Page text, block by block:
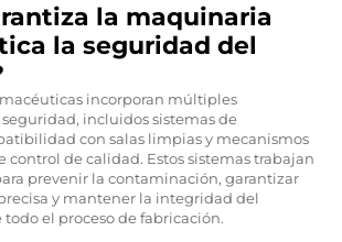
la maquinaria
la seguridad del
incorporan múltiples
incluidos sistemas de
con salas limpias y mecanismos
control de calidad. Estos sistemas trabajan
prevenir la contaminación, garantizar
y mantener la integridad del
el proceso de fabricación.